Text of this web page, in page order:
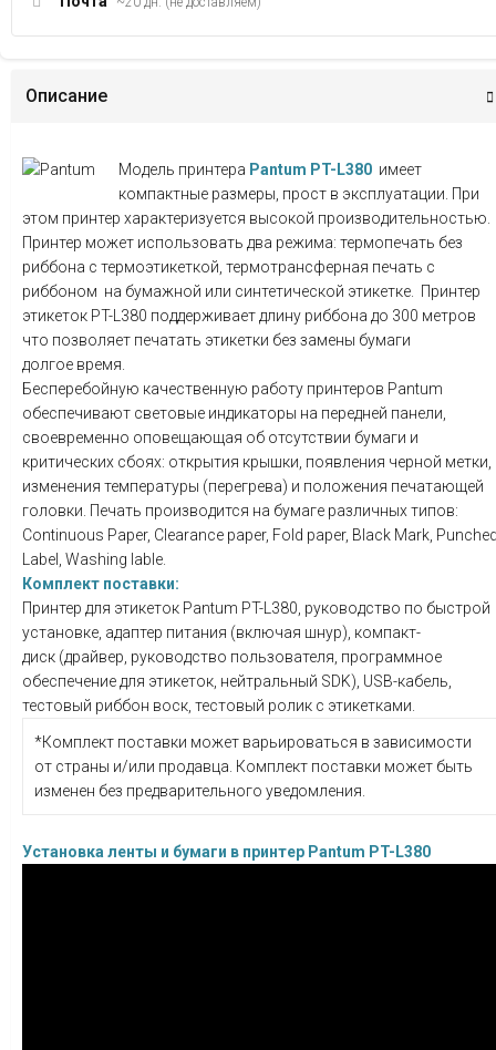
Описание
Модель принтера Pantum PT-L380 имеет
компактные размеры, прост в эксплуатации. При
этом принтер характеризуется высокой производительностью.
Принтер может использовать два режима: термопечать без
риббона с термоэтикеткой, термотрансферная печать с
риббоном на бумажной или синтетической этикетке. Принтер
этикеток PT-L380 поддерживает длину риббона до 300 метров
что позволяет печатать этикетки без замены бумаги
долгое время.
Бесперебойную качественную работу принтеров Pantum
обеспечивают световые индикаторы на передней панели,
своевременно оповещающая об отсутствии бумаги и
критических сбоях: открытия крышки, появления черной метки,
изменения температуры (перегрева) и положения печатающей
головки. Печать производится на бумаге различных типов:
Continuous Paper, Clearance paper, Fold paper, Black Mark,
Label, Washing lable.
Комплект поставки:
Принтер для этикеток Pantum PT-L380, руководство по быстрой
установке, адаптер питания (включая шнур), компакт-
диск (драйвер, руководство пользователя, программное
обеспечение для этикеток, нейтральный SDK), USB-кабель,
тестовый риббон воск, тестовый ролик с этикетками.
*Комплект поставки может варьироваться в зависимости
от страны и/или продавца. Комплект поставки может быть
изменен без предварительного уведомления.
Установка ленты и бумаги в принтер Pantum PT-L380